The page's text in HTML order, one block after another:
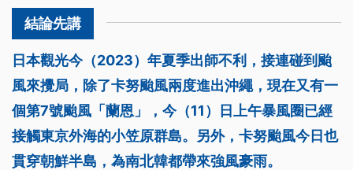
日本觀光今（2023）年夏季出師不利，接連碰到颱
風來攪局，除了卡努颱風兩度進出沖繩，現在又有一
個第7號颱風「蘭恩」，今（11）日上午暴風圈已經
接觸東京外海的小笠原群島。另外，卡努颱風今日也
貫穿朝鮮半島，為南北韓都帶來強風豪雨。